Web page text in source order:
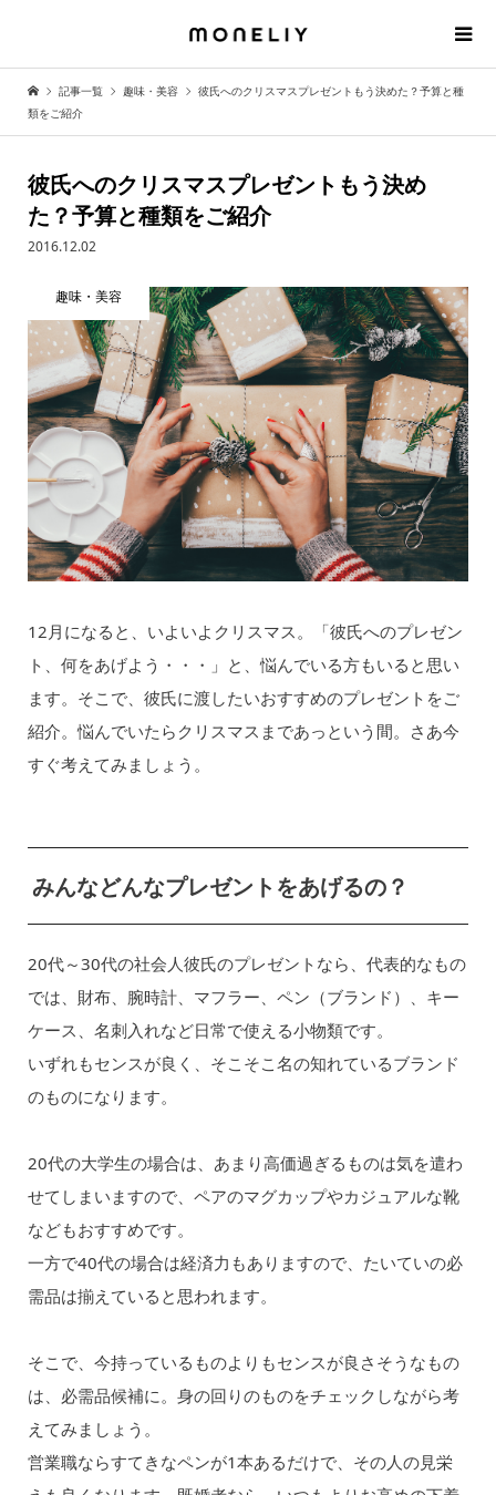
記事一覧 趣味・美容
彼氏へのクリスマスプレゼントもう決めた？予算と種
類をご紹介
彼氏へのクリスマスプレゼントもう決め
た？予算と種類をご紹介
2016.12.02
趣味・美容
12月になると、いよいよクリスマス。「彼氏へのプレゼン
ト、何をあげよう・・・」と、悩んでいる方もいると思い
ます。そこで、彼氏に渡したいおすすめのプレゼントをご
紹介。悩んでいたらクリスマスまであっという間。さあ今
すぐ考えてみましょう。
みんなどんなプレゼントをあげるの？
20代～30代の社会人彼氏のプレゼントなら、代表的なもの
では、財布、腕時計、マフラー、ペン（ブランド）、キー
ケース、名刺入れなど日常で使える小物類です。
いずれもセンスが良く、そこそこ名の知れているブランド
のものになります。
20代の大学生の場合は、あまり高価過ぎるものは気を遣わ
せてしまいますので、ペアのマグカップやカジュアルな靴
などもおすすめです。
一方で40代の場合は経済力もありますので、たいていの必
需品は揃えていると思われます。
そこで、今持っているものよりもセンスが良さそうなもの
は、必需品候補に。身の回りのものをチェックしながら考
えてみましょう。
営業職ならすてきなペンが1本あるだけで、その人の見栄